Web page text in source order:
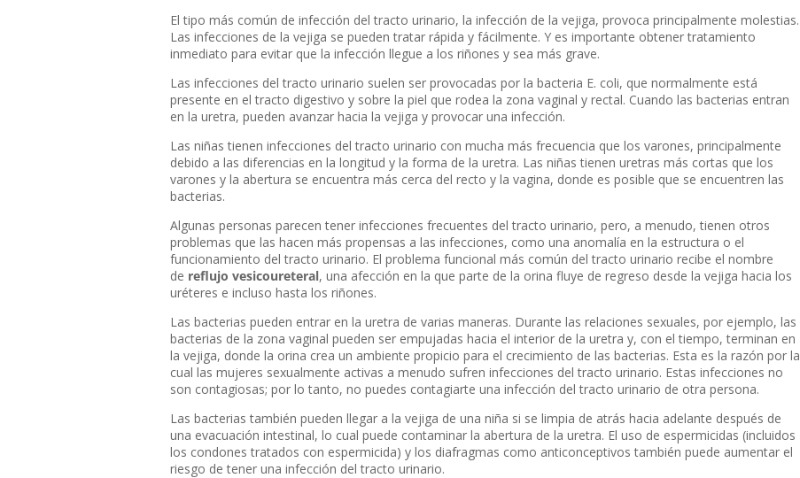
El tipo más común de infección del tracto urinario, la infección de la vejiga, provoca principalmente molestias.
Las infecciones de la vejiga se pueden tratar rápida y fácilmente. Y es importante obtener tratamiento
inmediato para evitar que la infección llegue a los riñones y sea más grave.
Las infecciones del tracto urinario suelen ser provocadas por la bacteria E. coli, que normalmente está
presente en el tracto digestivo y sobre la piel que rodea la zona vaginal y rectal. Cuando las bacterias entran
en la uretra, pueden avanzar hacia la vejiga y provocar una infección.
Las niñas tienen infecciones del tracto urinario con mucha más frecuencia que los varones, principalmente
debido a las diferencias en la longitud y la forma de la uretra. Las niñas tienen uretras más cortas que los
varones y la abertura se encuentra más cerca del recto y la vagina, donde es posible que se encuentren las
bacterias.
Algunas personas parecen tener infecciones frecuentes del tracto urinario, pero, a menudo, tienen otros
problemas que las hacen más propensas a las infecciones, como una anomalía en la estructura o el
funcionamiento del tracto urinario. El problema funcional más común del tracto urinario recibe el nombre
de reflujo vesicoureteral, una afección en la que parte de la orina fluye de regreso desde la vejiga hacia los
uréteres e incluso hasta los riñones.
Las bacterias pueden entrar en la uretra de varias maneras. Durante las relaciones sexuales, por ejemplo, las
bacterias de la zona vaginal pueden ser empujadas hacia el interior de la uretra y, con el tiempo, terminan en
la vejiga, donde la orina crea un ambiente propicio para el crecimiento de las bacterias. Esta es la razón por la
cual las mujeres sexualmente activas a menudo sufren infecciones del tracto urinario. Estas infecciones no
son contagiosas; por lo tanto, no puedes contagiarte una infección del tracto urinario de otra persona.
Las bacterias también pueden llegar a la vejiga de una niña si se limpia de atrás hacia adelante después de
una evacuación intestinal, lo cual puede contaminar la abertura de la uretra. El uso de espermicidas (incluidos
los condones tratados con espermicida) y los diafragmas como anticonceptivos también puede aumentar el
riesgo de tener una infección del tracto urinario.